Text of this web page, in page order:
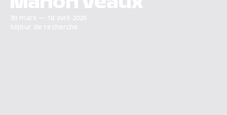
30 mars — 18 avril
2026
Séjour de recherche